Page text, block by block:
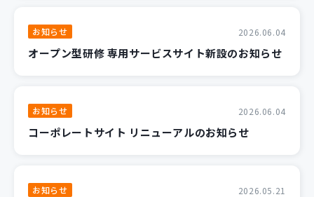
お知らせ 2026.06.04
オープン型研修 専用サービスサイト新設のお知らせ
お知らせ 2026.06.04
コーポレートサイト リニューアルのお知らせ
お知らせ 2026.05.21